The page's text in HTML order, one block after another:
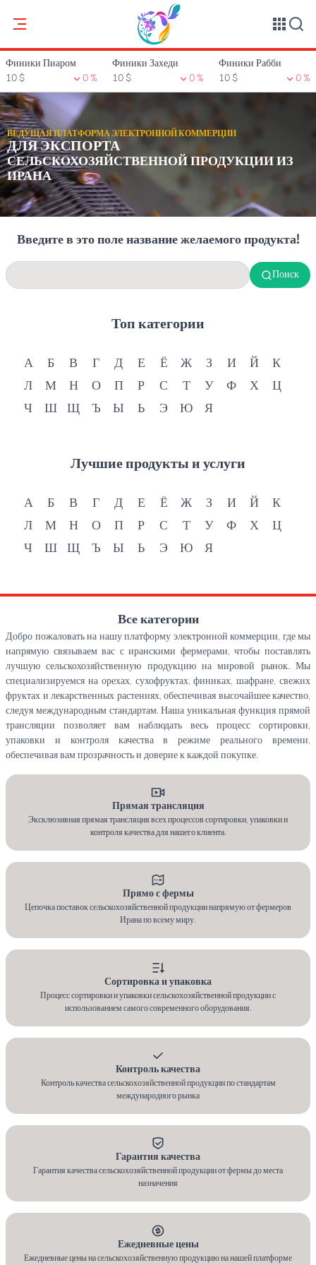
Финики Пиаром
10 $
0 %
Финики Захеди
10 $
0 %
Финики Рабби
10 $
0 %
ВЕДУЩАЯ ПЛАТФОРМА ЭЛЕКТРОННОЙ КОММЕРЦИИ
ДЛЯ ЭКСПОРТА
СЕЛЬСКОХОЗЯЙСТВЕННОЙ ПРОДУКЦИИ ИЗ
ИРАНА
Введите в это поле название желаемого продукта!
Поиск
Топ категории
А Б В Г Д Е Ё Ж З И Й
К
Л
М Н О П Р С Т У Ф Х
Ц
Ч
Ш Щ Ъ Ы Ь Э Ю Я
Лучшие продукты и услуги
А Б В Г Д Е Ё Ж З И Й
К
Л
М Н О П Р С Т У Ф Х
Ц
Ч
Ш Щ Ъ Ы Ь Э Ю Я
Все категории
Добро пожаловать на нашу платформу электронной коммерции, где мы
напрямую связываем вас с иранскими фермерами, чтобы поставлять
лучшую сельскохозяйственную продукцию на мировой рынок. Мы
специализируемся на орехах, сухофруктах, финиках, шафране, свежих
фруктах и ​​лекарственных растениях, обеспечивая высочайшее качество,
следуя международным стандартам. Наша уникальная функция прямой
трансляции позволяет вам наблюдать весь процесс сортировки,
упаковки и контроля качества в режиме реального времени,
обеспечивая вам прозрачность и доверие к каждой покупке.
Прямая трансляция
Эксклюзивная прямая трансляция всех процессов сортировки, упаковки и
контроля качества для нашего клиента.
Прямо с фермы
Цепочка поставок сельскохозяйственной продукции напрямую от фермеров
Ирана по всему миру.
Сортировка и упаковка
Процесс сортировки и упаковки сельскохозяйственной продукции с
использованием самого современного оборудования.
Контроль качества
Контроль качества сельскохозяйственной продукции по стандартам
международного рынка
Гарантия качества
Гарантия качества сельскохозяйственной продукции от фермы до места
назначения
Ежедневные цены
Ежедневные цены на сельскохозяйственную продукцию на нашей платформе